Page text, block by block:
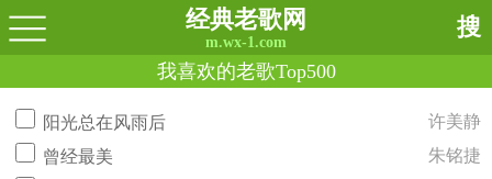
经典老歌网
m.wx-1.com
搜
我喜欢的老歌Top500
阳光总在风雨后
许美静
曾经最美
朱铭捷